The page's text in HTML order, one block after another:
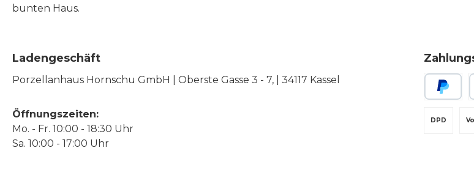
bunten Haus.
Ladengeschäft
Porzellanhaus Hornschu GmbH | Oberste Gasse 3 - 7, | 34117 Kassel
Öffnungszeiten:
Mo. - Fr. 10:00 - 18:30 Uhr
Sa. 10:00 - 17:00 Uhr
DPD